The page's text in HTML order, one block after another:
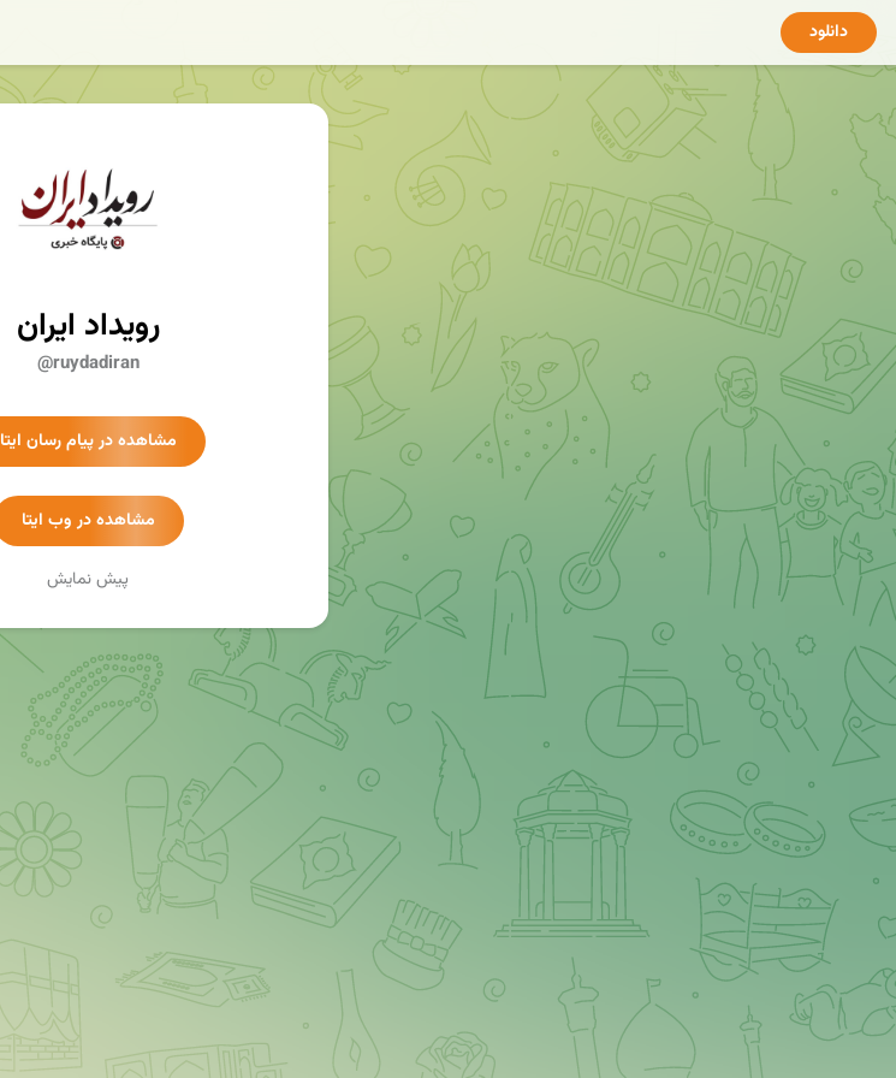
دانلود
رویداد ایران
@ruydadiran
مشاهده در پیام رسان ایتا
مشاهده در وب ایتا
پیش نمایش